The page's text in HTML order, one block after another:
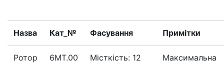
Назва Кат_№ Фасування Примітки
Ротор
6МT.00
Місткість: 12
Максимальна